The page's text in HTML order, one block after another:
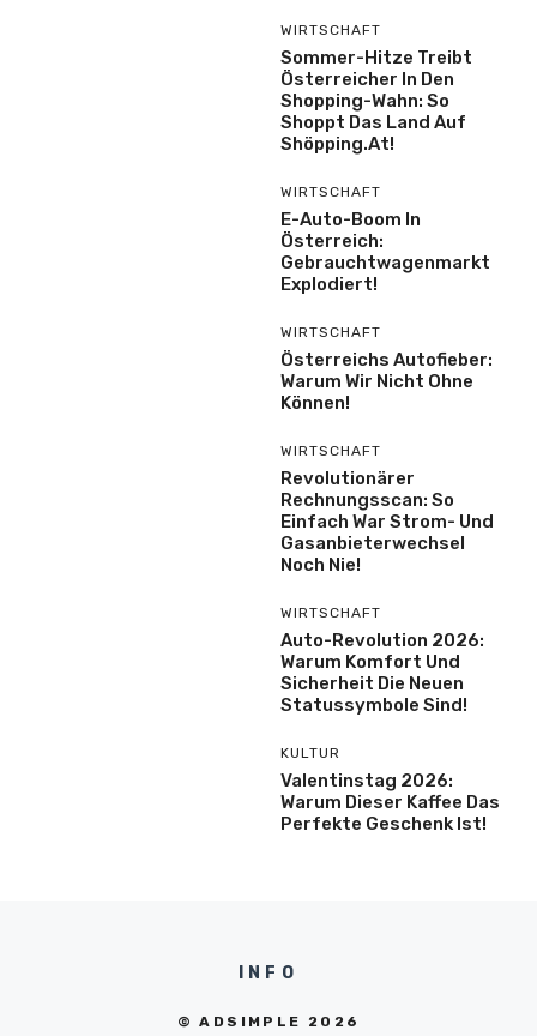
WIRTSCHAFT
Sommer-Hitze Treibt
Österreicher In Den
Shopping-Wahn: So
Shoppt Das Land Auf
Shöpping.at!
WIRTSCHAFT
E-Auto-Boom In
Österreich:
Gebrauchtwagenmarkt
Explodiert!
WIRTSCHAFT
Österreichs Autofieber:
Warum Wir Nicht Ohne
Können!
WIRTSCHAFT
Revolutionärer
Rechnungsscan: So
Einfach War Strom- Und
Gasanbieterwechsel
Noch Nie!
WIRTSCHAFT
Auto-Revolution 2026:
Warum Komfort Und
Sicherheit Die Neuen
Statussymbole Sind!
KULTUR
Valentinstag 2026:
Warum Dieser Kaffee Das
Perfekte Geschenk Ist!
INFO
© ADSIMPLE 2026